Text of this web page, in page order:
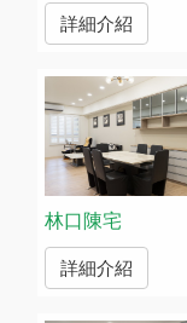
詳細介紹
林口陳宅
詳細介紹